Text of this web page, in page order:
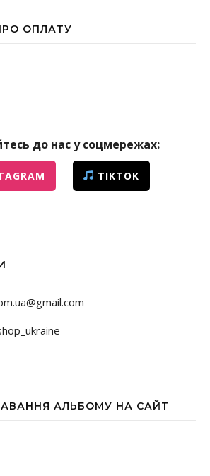
ОПЛАТУ
до нас у соцмережах:
TIKTOK
АЛЬБОМУ НА САЙТ